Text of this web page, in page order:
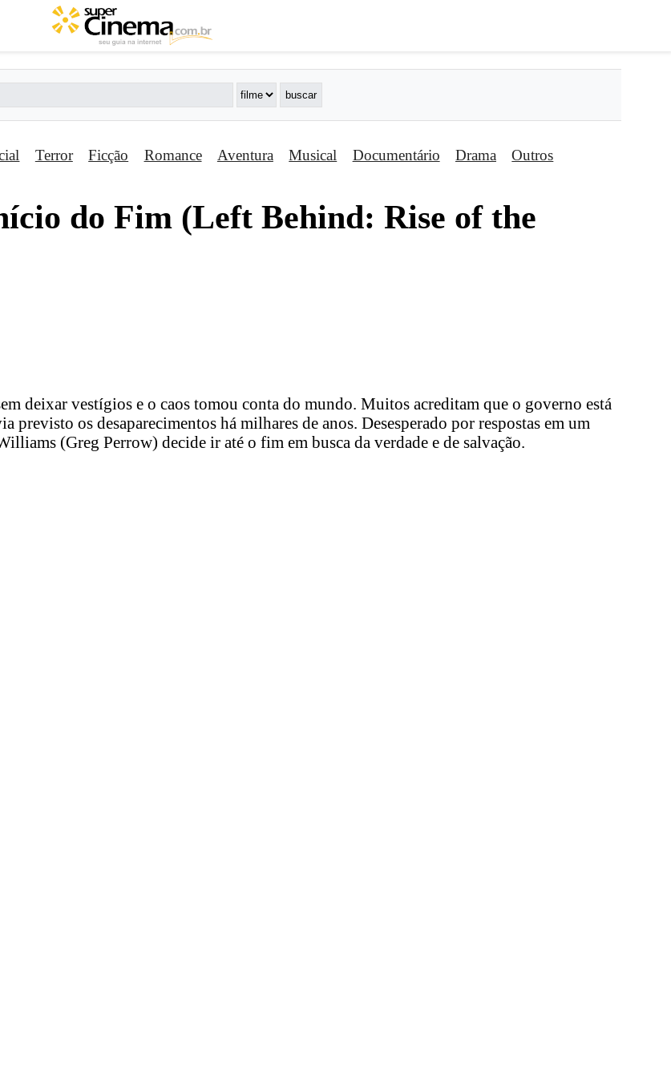
Terror Ficção Romance Aventura Musical Documentário Drama Outros
do Fim (Left Behind: Rise of the
deixar vestígios e o caos tomou conta do mundo. Muitos acreditam que o governo está
os desaparecimentos há milhares de anos. Desesperado por respostas em um
(Greg Perrow) decide ir até o fim em busca da verdade e de salvação.